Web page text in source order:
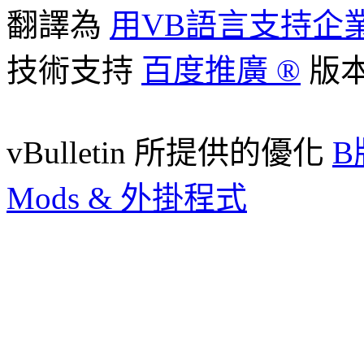
翻譯為 用VB語言支持企
技術支持 百度推廣 ® 版
vBulletin 所提供的優化 B
Mods & 外掛程式